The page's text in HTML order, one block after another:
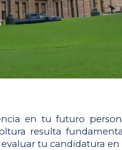
en tu futuro
resulta
tu candidatura en